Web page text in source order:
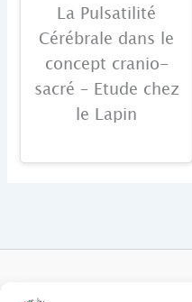
La Pulsatilité
Cérébrale dans le
concept cranio-
sacré – Etude chez
le Lapin